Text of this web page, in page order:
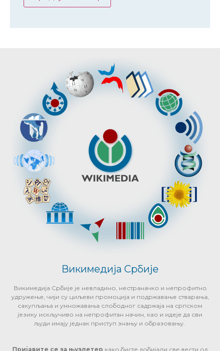
Викимедија Србије
Викимедија Србије је невладино, нестраначко и непрофитно
удружење, чији су циљеви промоција и подржавање стварања,
сакупљања и умножавања слободног садржаја на српском
језику искључиво на непрофитан начин, као и идеје да сви
људи имају једнак приступ знању и образовању.
Пријавите се за њузлетер како бисте добијали све вести од